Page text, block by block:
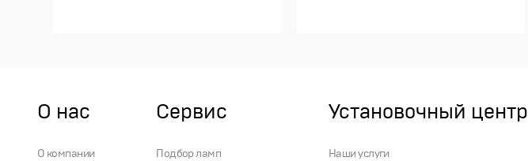
О нас
О компании
Сервис
Подбор ламп
Установочный центр
Наши услуги